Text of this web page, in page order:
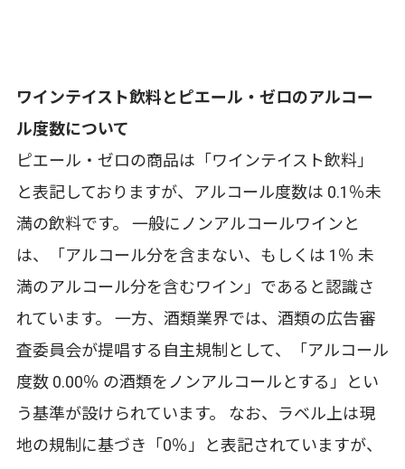
ワインテイスト飲料とピエール・ゼロのアルコー
ル度数について
ピエール・ゼロの商品は「ワインテイスト飲料」
と表記しておりますが、アルコール度数は 0.1％未
満の飲料です。 一般にノンアルコールワインと
は、「アルコール分を含まない、もしくは 1％ 未
満のアルコール分を含むワイン」であると認識さ
れています。 一方、酒類業界では、酒類の広告審
査委員会が提唱する自主規制として、「アルコール
度数 0.00％ の酒類をノンアルコールとする」とい
う基準が設けられています。 なお、ラベル上は現
地の規制に基づき「0％」と表記されていますが、